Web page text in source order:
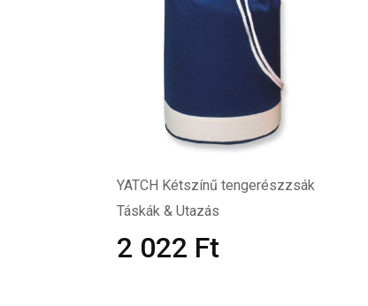
YATCH Kétszínű tengerészzsák
Táskák & Utazás
2 022 Ft